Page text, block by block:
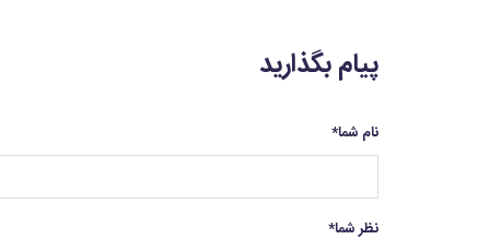
پیام بگذارید
نام شما*
نظر شما*